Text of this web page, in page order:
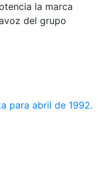
la marca
del grupo
para abril de 1992.